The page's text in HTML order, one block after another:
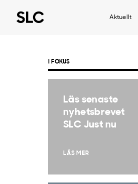
Aktuellt
I FOKUS
Läs senaste
nyhetsbrevet
SLC Just nu
LÄS MER